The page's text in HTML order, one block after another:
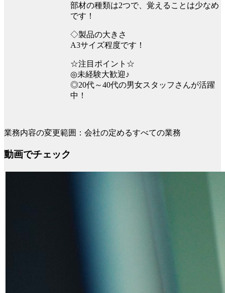
部材の種類は2つで、覚えることは少なめ
です！
◇製品の大きさ
A3サイズ程度です！
☆注目ポイント☆
◎未経験大歓迎♪
◎20代～40代の男女スタッフさんが活躍
中！
業務内容の変更範囲：会社の定めるすべての業務
動画でチェック